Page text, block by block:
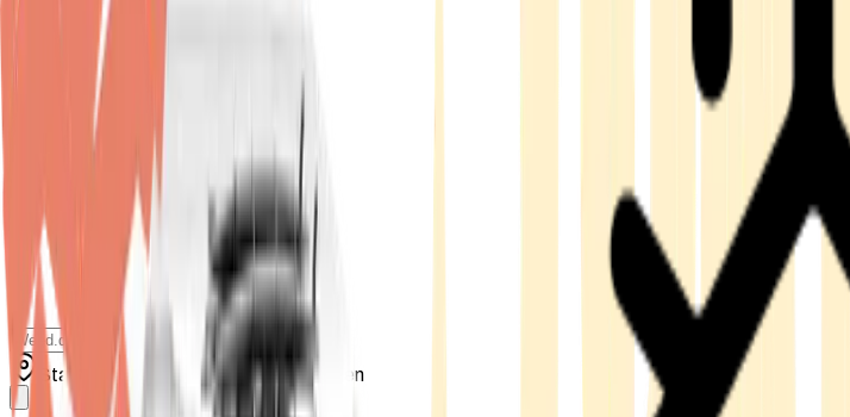
Standort wählen Versandart wählen